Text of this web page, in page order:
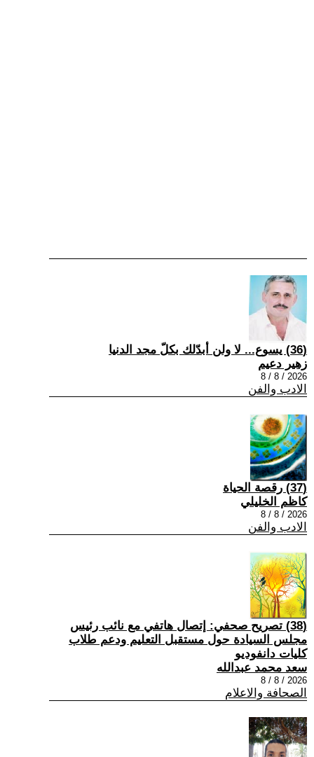
(36) يسوع... لا ولن أبدّلك بكلّ مجد الدنيا
زهير دعيم
2026 / 8 / 8
الادب والفن
(37) رقصة الحياة
كاظم الخليلي
2026 / 8 / 8
الادب والفن
(38) تصريح صحفي: إتصال هاتفي مع نائب رئيس
مجلس السيادة حول مستقبل التعليم ودعم طلاب
كليات دانفوديو
سعد محمد عبدالله
2026 / 8 / 8
الصحافة والاعلام